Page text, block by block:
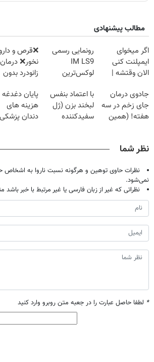
مطالب پیشنهادی
اگر میخوای
ایمپلنت کنی
الان وقتشه |
میلیون تومان!!!
رونمایی رسمی
IM LS9
لوکس‌ترین
❌قرص‌ و
نخور❌ درمان
زانودرد بدون
جادوی درمان
جای زخم در سه
هفته! (همین
با اعتماد بنفس
لبخند بزن (ژل
سفیدکننده
پایان دغدغه
هزینه های
دندان پزشکی
نظر شما
نظرات حاوی توهین و هرگونه نسبت ناروا به
نمی‌شود.
نظراتی که غیر از زبان فارسی یا غیر مرتبط با خبر
* لطفا حاصل عبارت را در جعبه متن روبرو وارد کنید